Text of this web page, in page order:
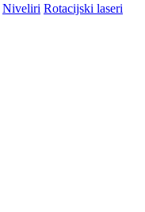
Niveliri Rotacijski laseri